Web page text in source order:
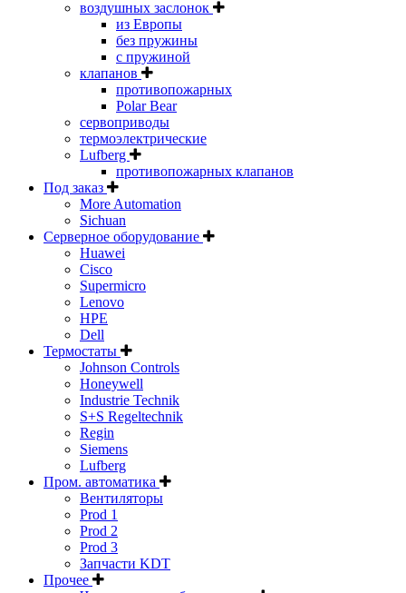
воздушных заслонок
из Европы
без пружины
с пружиной
клапанов
противопожарных
Polar Bear
сервоприводы
термоэлектрические
Lufberg
противопожарных клапанов
Под заказ
More Automation
Sichuan
Серверное оборудование
Huawei
Cisco
Supermicro
Lenovo
HPE
Dell
Термостаты
Johnson Controls
Honeywell
Industrie Technik
S+S Regeltechnik
Regin
Siemens
Lufberg
Пром. автоматика
Вентиляторы
Prod 1
Prod 2
Prod 3
Запчасти KDT
Прочее